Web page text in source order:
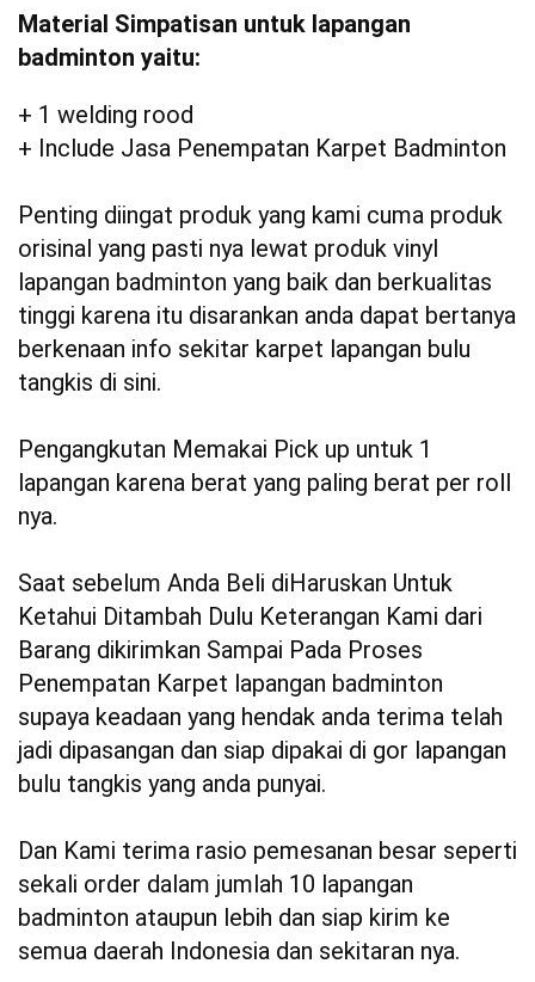
Material Simpatisan untuk lapangan
badminton yaitu:
+ 1 welding rood
+ Include Jasa Penempatan Karpet Badminton
Penting diingat produk yang kami cuma produk
orisinal yang pasti nya lewat produk vinyl
lapangan badminton yang baik dan berkualitas
tinggi karena itu disarankan anda dapat bertanya
berkenaan info sekitar karpet lapangan bulu
tangkis di sini.
Pengangkutan Memakai Pick up untuk 1
lapangan karena berat yang paling berat per roll
nya.
Saat sebelum Anda Beli diHaruskan Untuk
Ketahui Ditambah Dulu Keterangan Kami dari
Barang dikirimkan Sampai Pada Proses
Penempatan Karpet lapangan badminton
supaya keadaan yang hendak anda terima telah
jadi dipasangan dan siap dipakai di gor lapangan
bulu tangkis yang anda punyai.
Dan Kami terima rasio pemesanan besar seperti
sekali order dalam jumlah 10 lapangan
badminton ataupun lebih dan siap kirim ke
semua daerah Indonesia dan sekitaran nya.